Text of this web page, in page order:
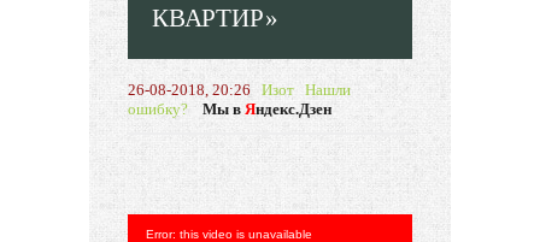
КВАРТИР»
26-08-2018, 20:26 Изот Нашли
ошибку?
Мы в Яндекс.Дзен
Error: this video is unavailable